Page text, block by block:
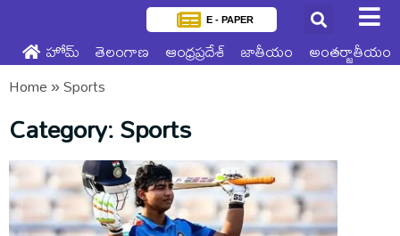
E - PAPER
హోమ్ తెలంగాణ ఆంధ్రప్రదేశ్ జాతీయం
అంతర్జాతీయం
Home»Sports
Category: Sports